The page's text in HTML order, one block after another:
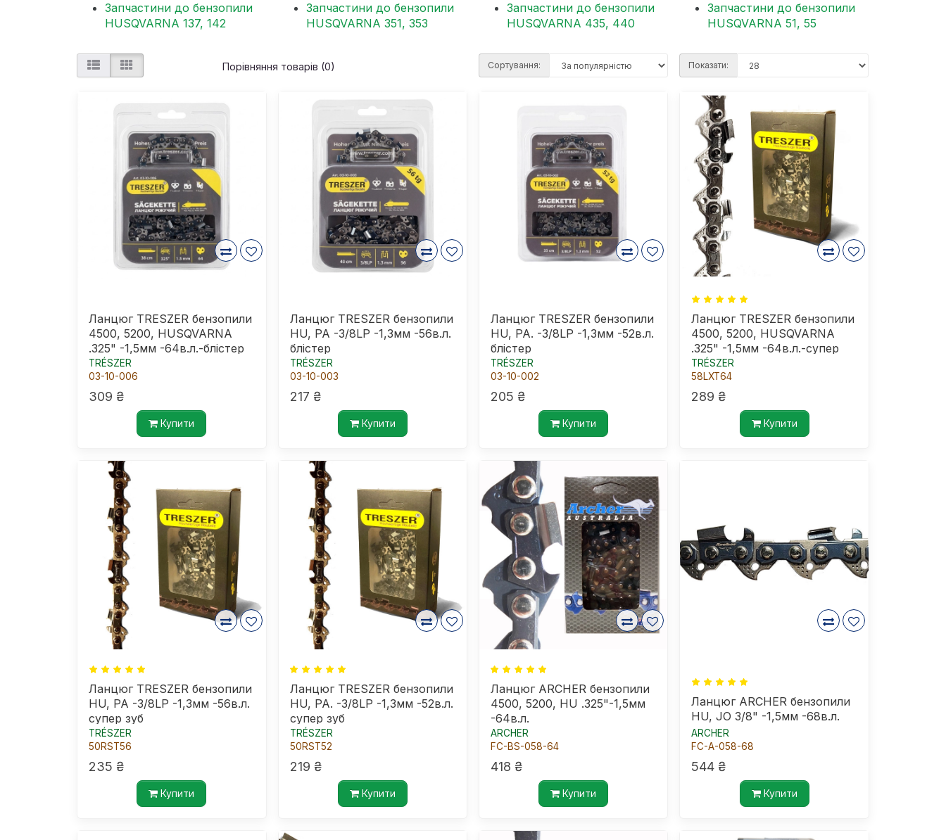
Запчастини до бензопили
HUSQVARNA 137, 142
Запчастини до бензопили
HUSQVARNA 351, 353
Запчастини до бензопили
HUSQVARNA 435, 440
Запчастини до бензопили
HUSQVARNA 51, 55
Порівняння товарів (0) Сортування: Показати:
Ланцюг TRESZER бензопили
4500, 5200, HUSQVARNA
.325" -1,5мм -64в.л.-блістер
TRÉSZER
03-10-006
309 ₴
Купити
Ланцюг TRESZER бензопили
HU, PA -3/8LP -1,3мм -56в.л.
блістер
TRÉSZER
03-10-003
217 ₴
Купити
Ланцюг TRESZER бензопили
HU, PA. -3/8LP -1,3мм -52в.л.
блістер
TRÉSZER
03-10-002
205 ₴
Купити
Ланцюг TRESZER бензопили
4500, 5200, HUSQVARNA
.325" -1,5мм -64в.л.-супер
зуб
TRÉSZER
58LXT64
289 ₴
Купити
Ланцюг TRESZER бензопили
HU, PA -3/8LP -1,3мм -56в.л.
супер зуб
TRÉSZER
50RST56
235 ₴
Купити
Ланцюг TRESZER бензопили
HU, PA. -3/8LP -1,3мм -52в.л.
супер зуб
TRÉSZER
50RST52
219 ₴
Купити
Ланцюг ARCHER бензопили
4500, 5200, HU .325"-1,5мм
-64в.л.
ARCHER
FC-BS-058-64
418 ₴
Купити
Ланцюг ARCHER бензопили
HU, JO 3/8" -1,5мм -68в.л.
ARCHER
FC-A-058-68
544 ₴
Купити